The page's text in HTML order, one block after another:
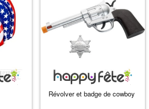
Révolver et badge de cowboy